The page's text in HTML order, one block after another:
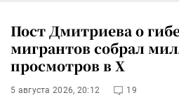
Пост Дмитриева о
мигрантов собрал
просмотров в X
5 августа 2026, 20:12 19